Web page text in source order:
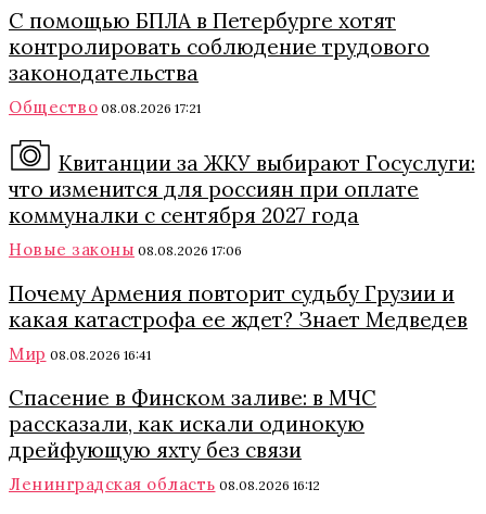
С помощью БПЛА в Петербурге хотят
контролировать соблюдение трудового
законодательства
Общество 08.08.2026 17:21
Квитанции за ЖКУ выбирают Госуслуги:
что изменится для россиян при оплате
коммуналки с сентября 2027 года
Новые законы 08.08.2026 17:06
Почему Армения повторит судьбу Грузии и
какая катастрофа ее ждет? Знает Медведев
Мир 08.08.2026 16:41
Спасение в Финском заливе: в МЧС
рассказали, как искали одинокую
дрейфующую яхту без связи
Ленинградская область 08.08.2026 16:12